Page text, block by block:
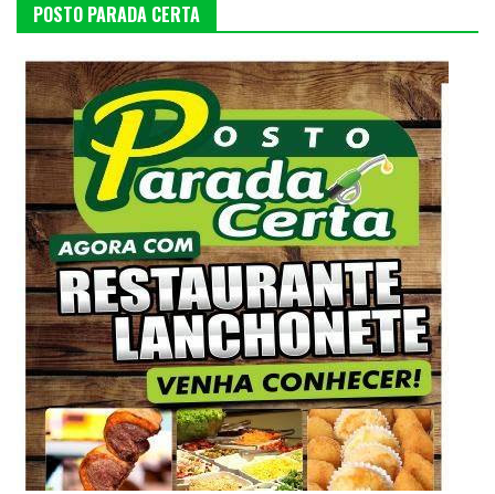
POSTO PARADA CERTA